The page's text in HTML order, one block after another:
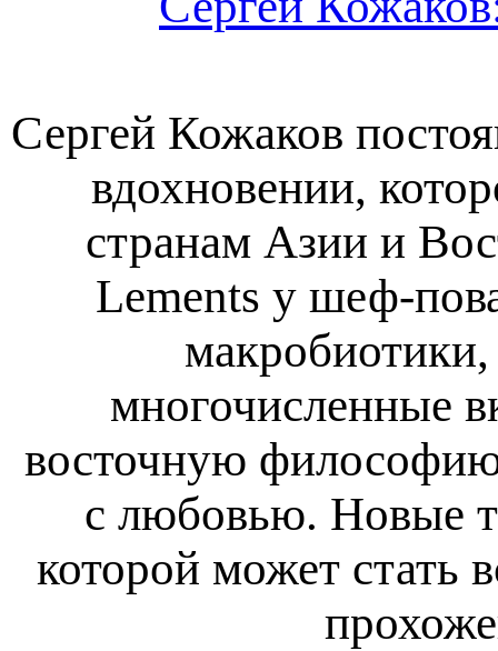
Сергей Кожаков
вдохновении,
странам Азии и
Lements у шеф-
многочисленные
восточную
с любовью. Новые
которой может стать